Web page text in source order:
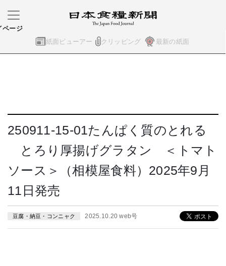
紙面ビューアー クリッピング 最新の紙面
ページ
250911-15-01たんぱく質のとれる
とろり厚揚げグラタン ＜トマト
ソース＞（相模屋食料）2025年9月
11日発売
豆腐・納豆・コンニャク 2025.10.20 web号